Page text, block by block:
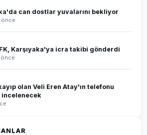
can dostlar yuvalarını bekliyor
önce
Karşıyaka'ya icra takibi gönderdi
önce
olan Veli Eren Atay'ın telefonu
incelenecek